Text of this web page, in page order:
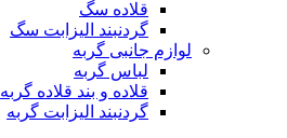
قلاده سگ
گردنبند الیزابت سگ
لوازم جانبی گربه
لباس گربه
قلاده و بند قلاده گربه
گردنبند الیزابت گربه